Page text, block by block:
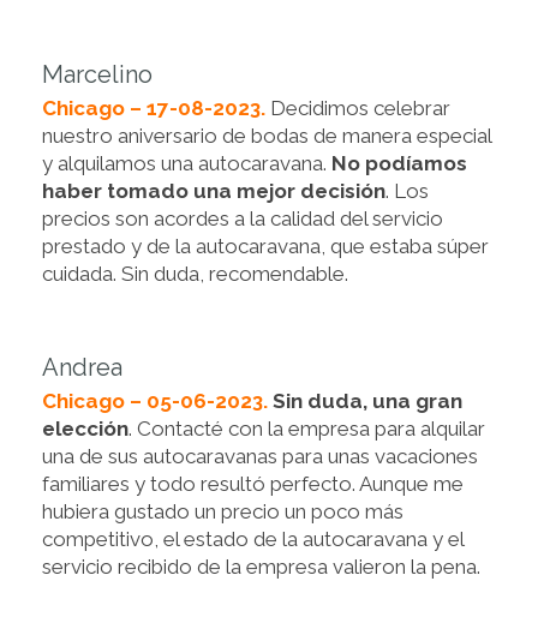
Marcelino
Chicago – 17-08-2023. Decidimos celebrar
nuestro aniversario de bodas de manera especial
y alquilamos una autocaravana. No podíamos
haber tomado una mejor decisión. Los
precios son acordes a la calidad del servicio
prestado y de la autocaravana, que estaba súper
cuidada. Sin duda, recomendable.
Andrea
Chicago – 05-06-2023. Sin duda, una gran
elección. Contacté con la empresa para alquilar
una de sus autocaravanas para unas vacaciones
familiares y todo resultó perfecto. Aunque me
hubiera gustado un precio un poco más
competitivo, el estado de la autocaravana y el
servicio recibido de la empresa valieron la pena.